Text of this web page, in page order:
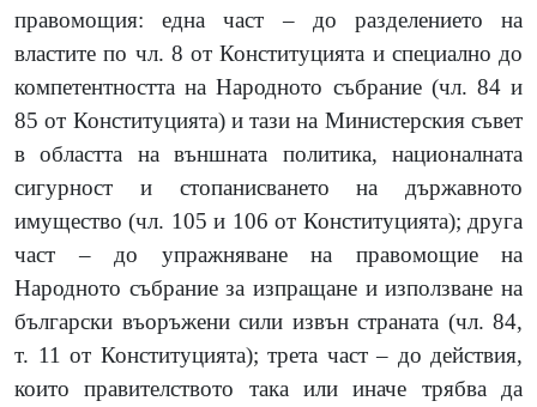
правомощия: една част – до разделението на
властите по чл. 8 от Конституцията и специално до
компетентността на Народното събрание (чл. 84 и
85 от Конституцията)и тази на Министерския съвет
в областта на външната политика, националната
сигурност и стопанисването на държавното
имущество(чл. 105 и 106 от Конституцията); друга
част – до упражняване на правомощие на
Народното събрание за изпращане и използване на
български въоръжени сили извън страната (чл. 84,
т. 11 от Конституцията); трета част – до действия,
които правителството така или иначе трябва да